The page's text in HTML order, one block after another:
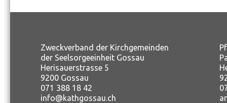
Zweckverband der Kirchgemeinden
der Seelsorgeeinheit Gossau
Herisauerstrasse 5
9200 Gossau
071 388 18 42
info@kathgossau.ch